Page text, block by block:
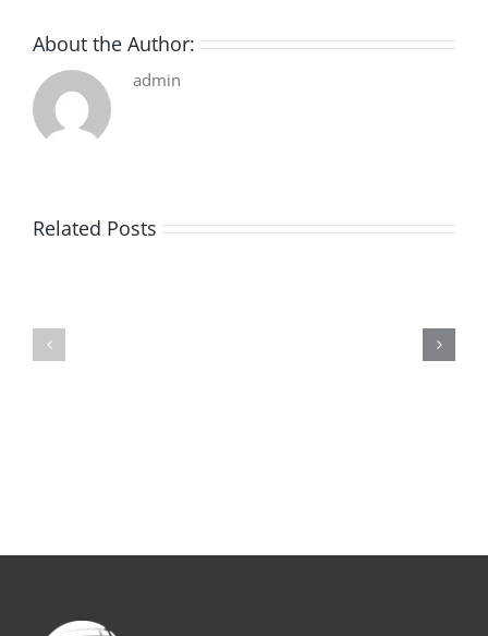
About the Author:
admin
Related Posts